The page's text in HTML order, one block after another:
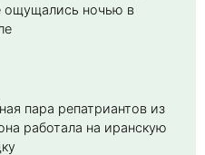
ощущались ночью в
пара репатриантов из
работала на иранскую